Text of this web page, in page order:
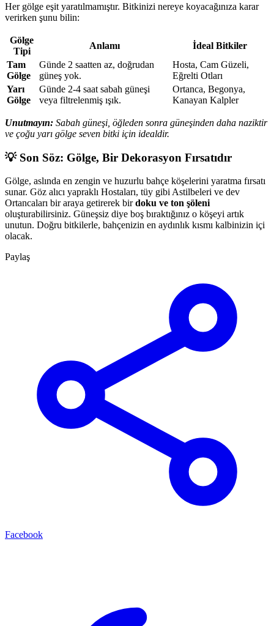
Her gölge eşit yaratılmamıştır. Bitkinizi nereye koyacağınıza karar
verirken şunu bilin:
Gölge
Tipi
Anlamı
İdeal Bitkiler
Tam
Gölge
Günde 2 saatten az, doğrudan
güneş yok.
Hosta, Cam Güzeli,
Eğrelti Otları
Yarı
Gölge
Günde 2-4 saat sabah güneşi
veya filtrelenmiş ışık.
Ortanca, Begonya,
Kanayan Kalpler
Unutmayın: Sabah güneşi, öğleden sonra güneşinden daha naziktir
ve çoğu yarı gölge seven bitki için idealdir.
💡 Son Söz: Gölge, Bir Dekorasyon Fırsatıdır
Gölge, aslında en zengin ve huzurlu bahçe köşelerini yaratma fırsatı
sunar. Göz alıcı yapraklı Hostaları, tüy gibi Astilbeleri ve dev
Ortancaları bir araya getirerek birdoku ve ton şöleni
oluşturabilirsiniz. Güneşsiz diye boş bıraktığınız o köşeyi artık
unutun. Doğru bitkilerle, bahçenizin en aydınlık kısmı kalbinizin içi
olacak.
Paylaş
Facebook